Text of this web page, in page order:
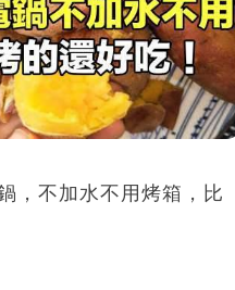
，不加水不用烤箱，比